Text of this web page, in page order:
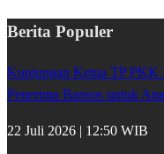
Berita Populer
Kunjungan Ketua TP PKK
Penerima Bansos untuk
22 Juli 2026 | 12:50 WIB